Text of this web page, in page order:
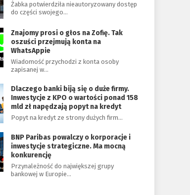
Żabka potwierdziła nieautoryzowany dostęp
do części swojego…
Znajomy prosi o głos na Zofię. Tak
oszuści przejmują konta na
WhatsAppie
Wiadomość przychodzi z konta osoby
zapisanej w…
Dlaczego banki biją się o duże firmy.
Inwestycje z KPO o wartości ponad 158
mld zł napędzają popyt na kredyt
Popyt na kredyt ze strony dużych firm…
BNP Paribas powalczy o korporacje i
inwestycje strategiczne. Ma mocną
konkurencję
Przynależność do największej grupy
bankowej w Europie…